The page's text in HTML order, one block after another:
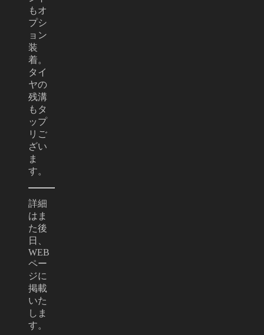
もオ
プシ
ョン
装
着。
タイ
ヤの
残溝
もタ
ップ
リご
ざい
ま
す。
詳細
はま
た後
日、
WEB
ペー
ジに
掲載
いた
しま
す。